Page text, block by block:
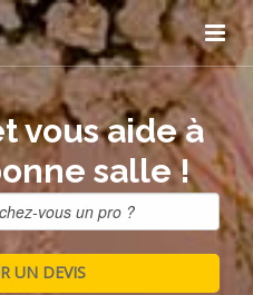
vous aide à
salle !